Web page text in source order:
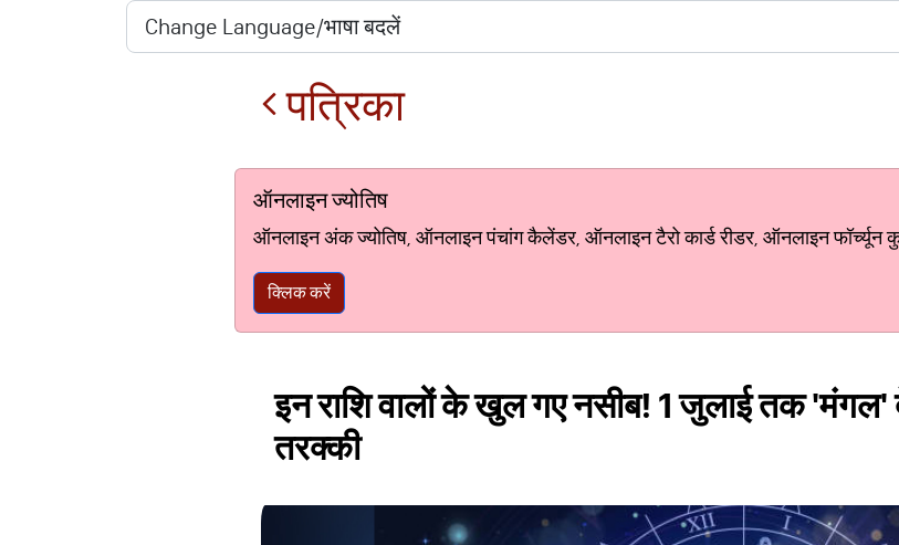
पत्रिका
ऑनलाइन ज्योतिष
ऑनलाइन अंक ज्योतिष, ऑनलाइन पंचांग कैलेंडर, ऑनलाइन टैरो कार्ड रीडर, ऑनलाइन फॉर्च्यून
क्लिक करें
इन राशि वालों के खुल गए नसीब! 1 जुलाई तक 'मंगल'
तरक्‍की